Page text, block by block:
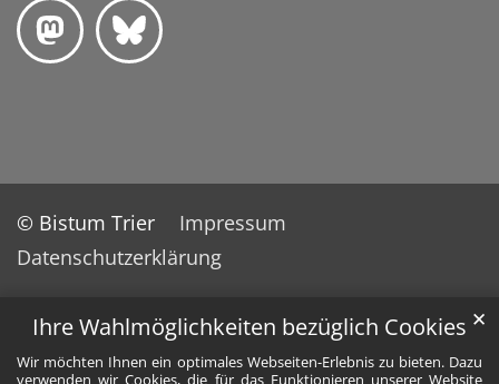
Ihre Wahlmöglichkeiten bezüglich Cookies
Wir möchten Ihnen ein optimales Webseiten-Erlebnis zu bieten. Dazu
verwenden wir Cookies, die für das Funktionieren unserer Website
✕
© Bistum Trier
Impressum
Datenschutzerklärung